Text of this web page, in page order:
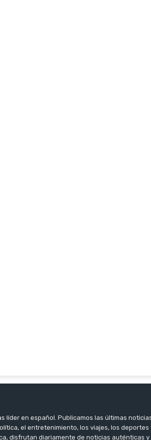
líder en español. Publicamos las últimas
el entretenimiento, los viajes, los
disfrutan diariamente de noticias auténticas